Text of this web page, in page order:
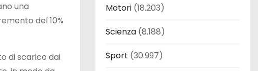
una
del 10%
di scarico dai
Motori (18.203)
Scienza (8.188)
Sport (30.997)